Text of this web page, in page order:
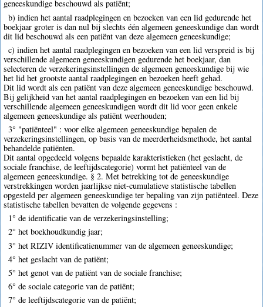
geneeskundige beschouwd als patiënt;
b) indien het aantal raadplegingen en bezoeken van een lid gedurende het
boekjaar groter is dan nul bij slechts één algemeen geneeskundige dan wordt
dit lid beschouwd als een patiënt van deze algemeen geneeskundige;
c) indien het aantal raadplegingen en bezoeken van een lid verspreid is bij
verschillende algemeen geneeskundigen gedurende het boekjaar, dan
selecteren de verzekeringsinstellingen de algemeen geneeskundige bij wie
het lid het grootste aantal raadplegingen en bezoeken heeft gehad.
Dit lid wordt als een patiënt van deze algemeen geneeskundige beschouwd.
Bij gelijkheid van het aantal raadplegingen en bezoeken van een lid bij
verschillende algemeen geneeskundigen wordt dit lid voor geen enkele
algemeen geneeskundige als patiënt weerhouden;
3° "patiënteel" : voor elke algemeen geneeskundige bepalen de
verzekeringsinstellingen, op basis van de meerderheidsmethode, het aantal
behandelde patiënten.
Dit aantal opgedeeld volgens bepaalde karakteristieken (het geslacht, de
sociale franchise, de leeftijdscategorie) vormt het patiënteel van de
algemeen geneeskundige. § 2. Met betrekking tot de geneeskundige
verstrekkingen worden jaarlijkse niet-cumulatieve statistische tabellen
opgesteld per algemeen geneeskundige ter bepaling van zijn patiënteel. Deze
statistische tabellen bevatten de volgende gegevens :
1° de identificatie van de verzekeringsinstelling;
2° het boekhoudkundig jaar;
3° het RIZIV identificatienummer van de algemeen geneeskundige;
4° het geslacht van de patiënt;
5° het genot van de patiënt van de sociale franchise;
6° de sociale categorie van de patiënt;
7° de leeftijdscategorie van de patiënt;